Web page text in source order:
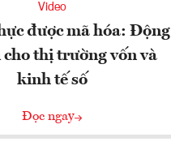
Video
được mã hóa: Động
cho thị trường vốn và
kinh tế số
Đọc ngay